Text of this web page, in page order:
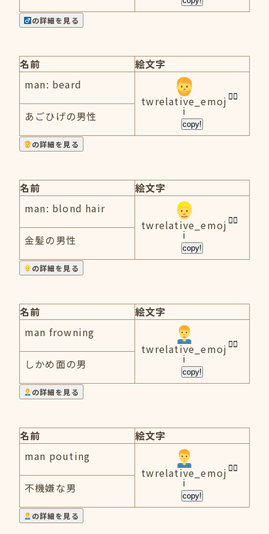
の詳細を見る
名前
絵文字
man: beard
twrelative_emoj
i
copy!
あごひげの男性
の詳細を見る
名前
絵文字
man: blond hair
twrelative_emoj
i
copy!
金髪の男性
の詳細を見る
名前
絵文字
man frowning
twrelative_emoj
i
copy!
しかめ面の男
の詳細を見る
名前
絵文字
man pouting
twrelative_emoj
i
copy!
不機嫌な男
の詳細を見る